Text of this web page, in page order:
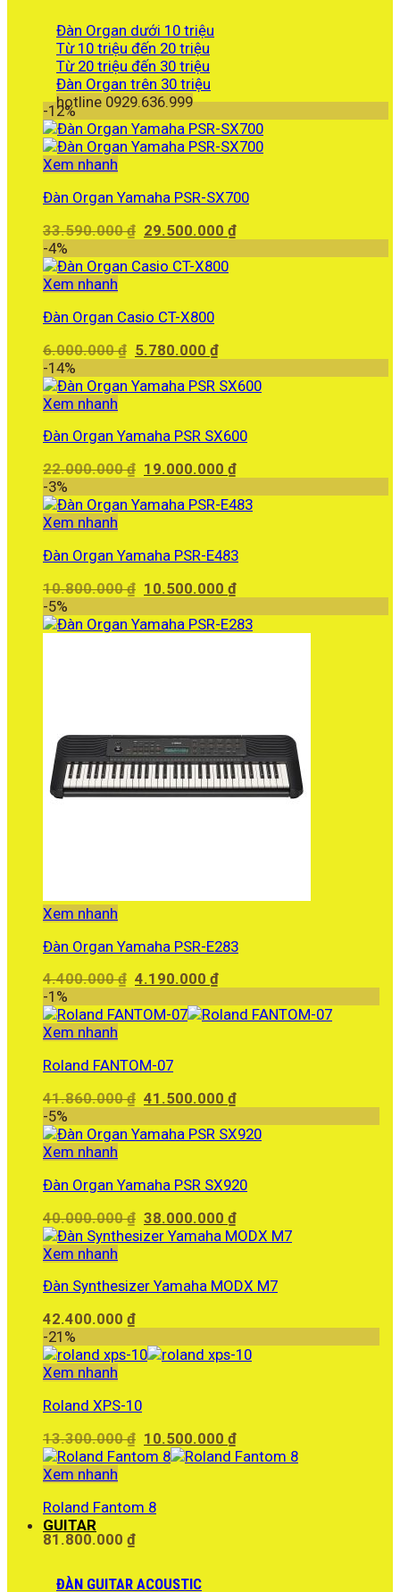
Đàn Organ dưới 10 triệu
Từ 10 triệu đến 20 triệu
Từ 20 triệu đến 30 triệu
Đàn Organ trên 30 triệu
hotline 0929.636.999
-12%
Xem nhanh
Đàn Organ Yamaha PSR-SX700
33.590.000₫ Giá
là:
29.500.000₫Giá
-4%
Xem nhanh
Đàn Organ Casio CT-X800
6.000.000₫ Giá
là:
5.780.000₫Giá
tại
-14%
Xem nhanh
Đàn Organ Yamaha PSR SX600
22.000.000₫ Giá
là:
19.000.000₫Giá
tại
-3%
Xem nhanh
Đàn Organ Yamaha PSR-E483
10.800.000₫ Giá
là:
10.500.000₫Giá
tại
-5%
Xem nhanh
Đàn Organ Yamaha PSR-E283
4.400.000₫ Giá
là:
4.190.000₫Giá
tại
-1%
Xem nhanh
Roland FANTOM-07
41.860.000₫ Giá
là:
41.500.000₫Giá
tại
-5%
Xem nhanh
Đàn Organ Yamaha PSR SX920
40.000.000₫ Giá
gốc
38.000.000₫Giá
hiện
38.000.000 ₫.
Xem nhanh
Đàn Synthesizer Yamaha MODX M7
42.400.000 ₫
-21%
Xem nhanh
Roland XPS-10
13.300.000₫ Giá
gốc
10.500.000₫Giá
hiện
Xem nhanh
Roland Fantom 8
81.800.000 ₫
GUITAR
ĐÀN GUITAR ACOUSTIC